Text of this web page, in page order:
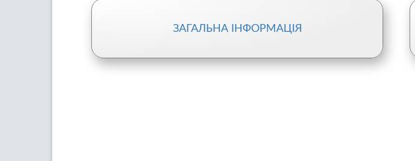
ЗАГАЛЬНА ІНФОРМАЦІЯ